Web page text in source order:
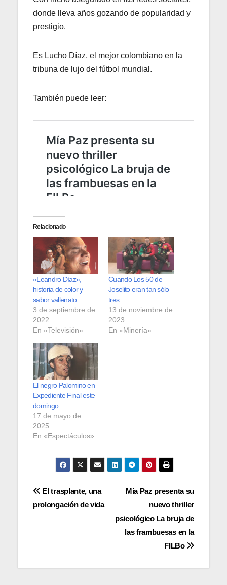
donde lleva años gozando de popularidad y
prestigio.
Es Lucho Díaz, el mejor colombiano en la
tribuna de lujo del fútbol mundial.
También puede leer:
Relacionado
«Leandro Díaz»,
historia de color y
sabor vallenato
3 de septiembre de
2022
En «Televisión»
Cuando Los 50 de
Joselito eran tan sólo
tres
13 de noviembre de
2023
En «Minería»
El negro Palomino en
Expediente Final este
domingo
17 de mayo de
2025
En «Espectáculos»
Navegación
de
Mía Paz presenta su
nuevo thriller
psicológico La bruja de
las frambuesas en la
FILBo
El trasplante, una
prolongación de vida